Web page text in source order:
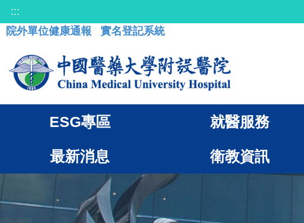
:::
院外單位健康通報
實名登記系統
ESG專區 就醫服務
最新消息 衛教資訊